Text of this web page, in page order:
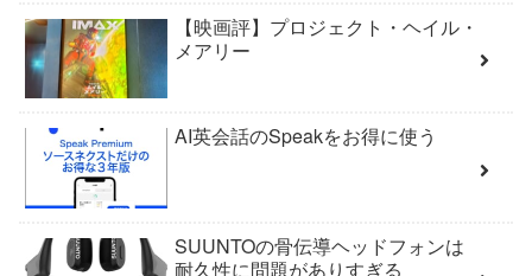
【映画評】プロジェクト・ヘイル・
メアリー
AI英会話のSpeakをお得に使う
SUUNTOの骨伝導ヘッドフォンは
耐久性に問題がありすぎる